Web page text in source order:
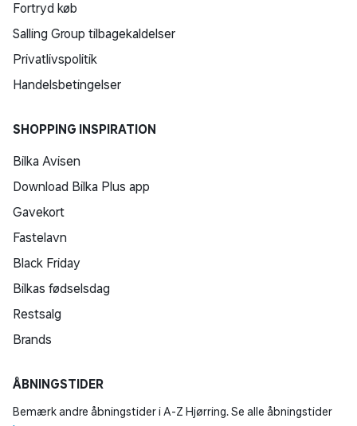
Fortryd køb
Salling Group tilbagekaldelser
Privatlivspolitik
Handelsbetingelser
SHOPPING INSPIRATION
Bilka Avisen
Download Bilka Plus app
Gavekort
Fastelavn
Black Friday
Bilkas fødselsdag
Restsalg
Brands
ÅBNINGSTIDER
Bemærk andre åbningstider i A-Z Hjørring. Se alle åbningstider